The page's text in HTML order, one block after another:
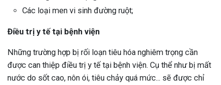
Các loại men vi sinh đường ruột;
Điều trị y tế tại bệnh viện
Những trường hợp bị rối loạn tiêu hóa nghiêm trọng cần
được can thiệp điều trị y tế tại bệnh viện. Cụ thể như bị mất
nước do sốt cao, nôn ói, tiêu chảy quá mức... sẽ được chỉ